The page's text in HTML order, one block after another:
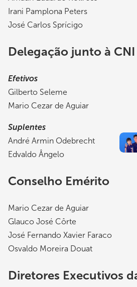
Irani Pamplona Peters
José Carlos Sprícigo
Delegação junto à CNI
Efetivos
Gilberto Seleme
Mario Cezar de Aguiar
Suplentes
André Armin Odebrecht
Edvaldo Ângelo
Conselho Emérito
Mario Cezar de Aguiar
Glauco José Côrte
José Fernando Xavier Faraco
Osvaldo Moreira Douat
Diretores Executivos